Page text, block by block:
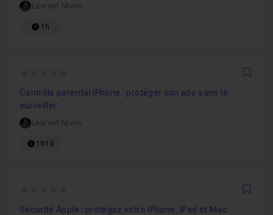
Laurent Nivon
1h
Contrôle parental iPhone : protéger son ado sans le
surveiller
Laurent Nivon
1h10
Sécurité Apple : protégez votre iPhone, iPad et Mac